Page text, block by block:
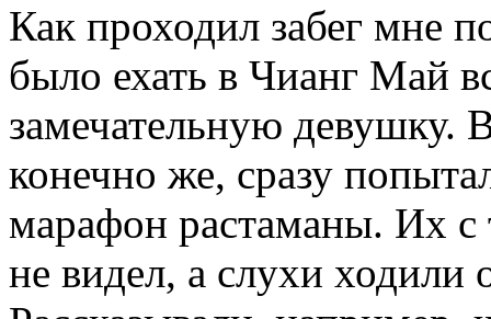
Как проходил забег мне
было ехать в Чианг Май
замечательную девушку.
конечно же, сразу
марафон растаманы. Их с
не видел, а слухи ходили